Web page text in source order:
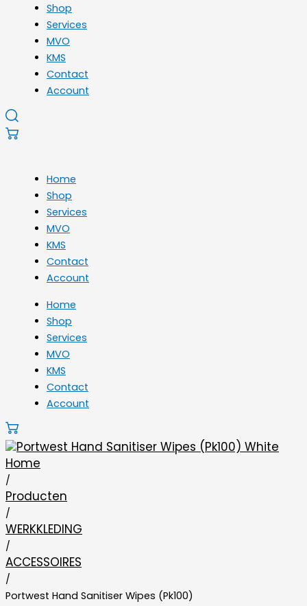
Shop
Services
MVO
KMS
Contact
Account
Home
Shop
Services
MVO
KMS
Contact
Account
Home
Shop
Services
MVO
KMS
Contact
Account
Home
/
Producten
/
WERKKLEDING
/
ACCESSOIRES
/
Portwest Hand Sanitiser Wipes (Pk100)